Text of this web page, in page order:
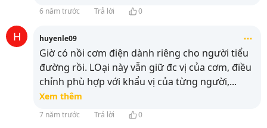
6 năm trước Trả lời 0
H huyenle09
Giờ có nồi cơm điện dành riêng cho người tiểu
đường rồi. LOại này vẫn giữ đc vị của cơm, điều
chỉnh phù hợp với khẩu vị của từng người,...
Xem thêm
7 năm trước Trả lời 0